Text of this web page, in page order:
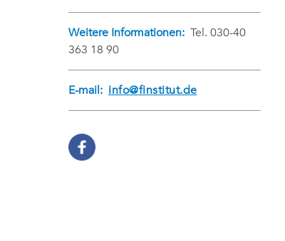
Weitere Informationen: Tel. 030-40
363 18 90
E-mail: info@finstitut.de